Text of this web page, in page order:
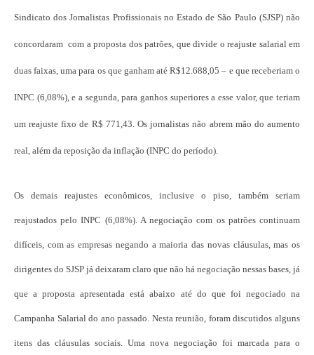
Sindicato dos Jornalistas Profissionais no Estado de São Paulo (SJSP) não
concordaram com a proposta dos patrões, que divide o reajuste salarial em
duas faixas, uma para os que ganham até R$12.688,05 – e que receberiam o
INPC (6,08%), e a segunda, para ganhos superiores a esse valor, que teriam
um reajuste fixo de R$ 771,43. Os jornalistas não abrem mão do aumento
real, além da reposição da inflação (INPC do período).
Os demais reajustes econômicos, inclusive o piso, também seriam
reajustados pelo INPC (6,08%). A negociação com os patrões continuam
difíceis, com as empresas negando a maioria das novas cláusulas, mas os
dirigentes do SJSP já deixaram claro que não há negociação nessas bases, já
que a proposta apresentada está abaixo até do que foi negociado na
Campanha Salarial do ano passado. Nesta reunião, foram discutidos alguns
itens das cláusulas sociais. Uma nova negociação foi marcada para o